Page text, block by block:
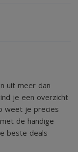
uit meer dan
je een overzicht
weet je precies
de handige
beste deals